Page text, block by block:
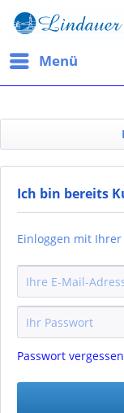
Menü
Ich bin bereits
Einloggen mit
Passwort